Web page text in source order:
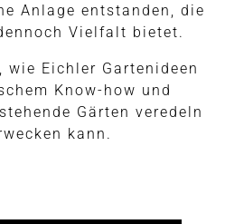
Anlage entstanden, die
Vielfalt bietet.
Eichler Gartenideen
Know-how und
Gärten veredeln
kann.